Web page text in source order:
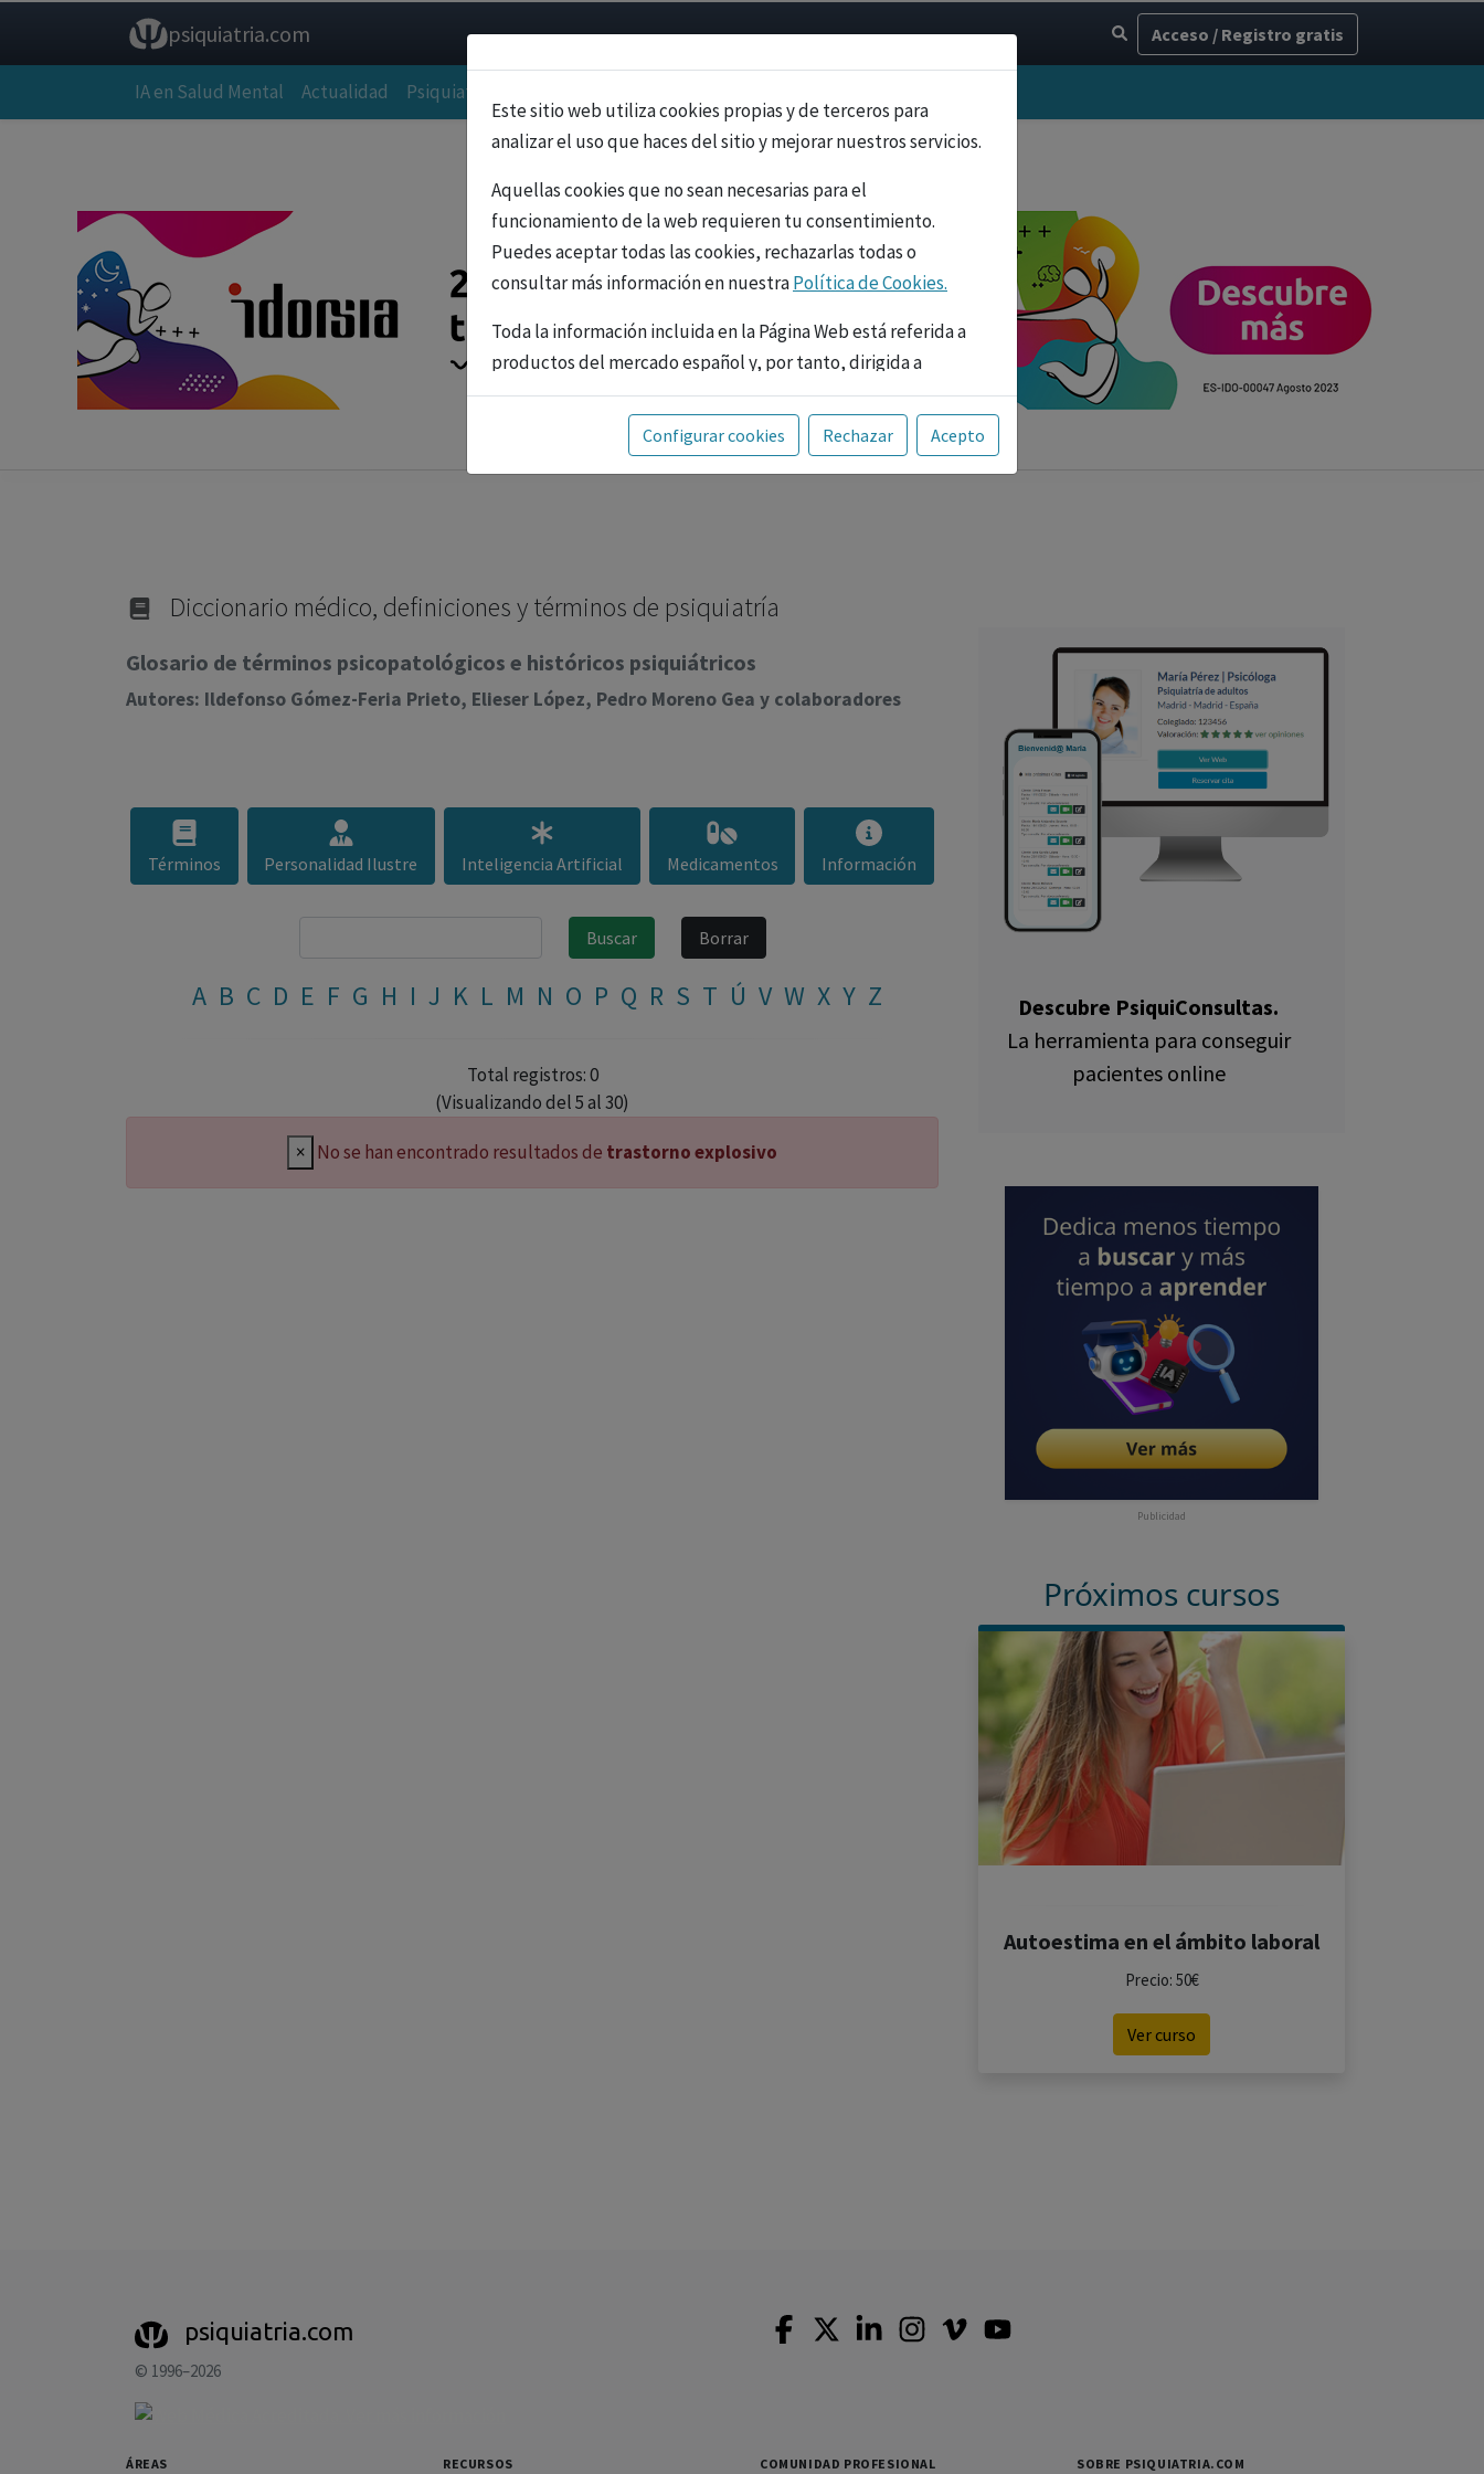
psiquiatria.com Acceso / Registro gratis
IA en Salud Mental Actualidad Psiquiatría
Este sitio web utiliza cookies propias y de terceros para
analizar el uso que haces del sitio y mejorar nuestros servicios.
Aquellas cookies que no sean necesarias para el
funcionamiento de la web requieren tu consentimiento.
Puedes aceptar todas las cookies, rechazarlas todas o
consultar más información en nuestraPolítica de Cookies.
Toda la información incluida en la Página Web está referida a
productos del mercado español y, por tanto, dirigida a
profesionales sanitarios legalmente facultados para
prescribir o dispensar medicamentos con ejercicio
profesional. La información técnica de los fármacos se facilita
Configurar cookies Rechazar Acepto
Diccionario médico, definiciones y términos de psiquiatría
Glosario de términos psicopatológicos e históricos psiquiátricos
Autores: Ildefonso Gómez-Feria Prieto, Elieser López, Pedro Moreno Gea y colaboradores
Términos Personalidad Ilustre Inteligencia Artificial Medicamentos Información
A B C D E F G H I J K L M N O P Q R S T Ú V W X Y Z
Total registros: 0
(Visualizando del 5 al 30)
× No se han encontrado resultados de trastorno explosivo
Descubre PsiquiConsultas.
La herramienta para conseguir
pacientes online
Publicidad
Próximos cursos
Autoestima en el ámbito laboral
Precio: 50€
Ver curso
psiquiatria.com
© 1996–2026
ÁREAS RECURSOS COMUNIDAD PROFESIONAL SOBRE PSIQUIATRIA.COM